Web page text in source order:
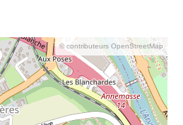
© contributeurs OpenStreetMap